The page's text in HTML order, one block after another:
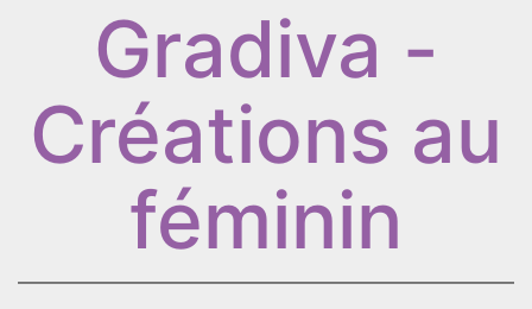
Gradiva -
Créations au
féminin